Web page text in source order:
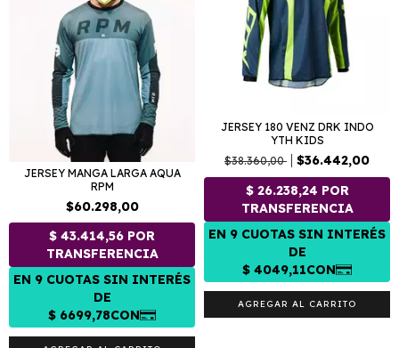
JERSEY MANGA LARGA AQUA
RPM
$60.298,00
JERSEY 180 VENZ DRK INDO
YTH KIDS
$38.360,00
$36.442,00
AGREGAR AL CARRITO